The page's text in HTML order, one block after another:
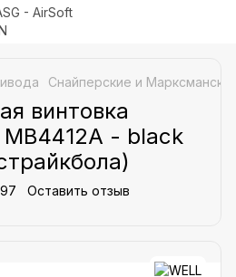
Снайперские и
винтовка
- black
Оставить отзыв